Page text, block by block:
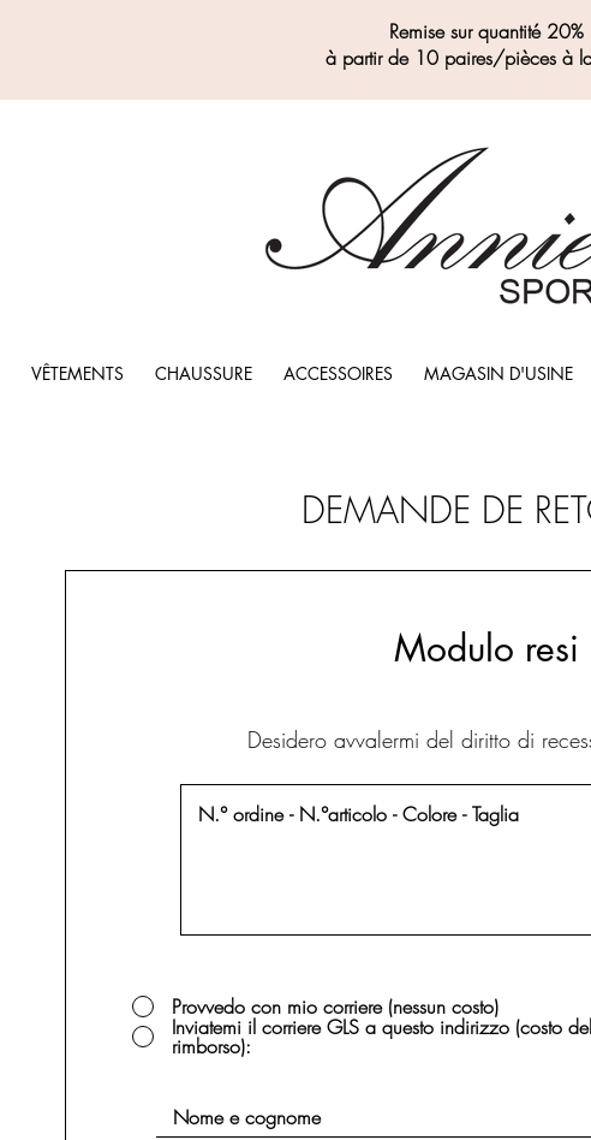
Remise sur quantité 20%
à partir de 10 paires/pièces à
VÊTEMENTS CHAUSSURE ACCESSOIRES MAGASIN D'USINE
DEMANDE DE
Modulo resi
Desidero avvalermi del diritto di
Provvedo con mio corriere (nessun costo)
Inviatemi il corriere GLS a questo indirizzo (costo
rimborso):